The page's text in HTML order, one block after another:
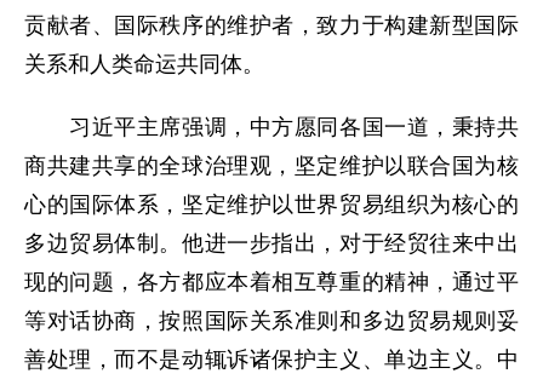
贡献者、国际秩序的维护者，致力于构建新型国际
关系和人类命运共同体。
习近平主席强调，中方愿同各国一道，秉持共
商共建共享的全球治理观，坚定维护以联合国为核
心的国际体系，坚定维护以世界贸易组织为核心的
多边贸易体制。他进一步指出，对于经贸往来中出
现的问题，各方都应本着相互尊重的精神，通过平
等对话协商，按照国际关系准则和多边贸易规则妥
善处理，而不是动辄诉诸保护主义、单边主义。中